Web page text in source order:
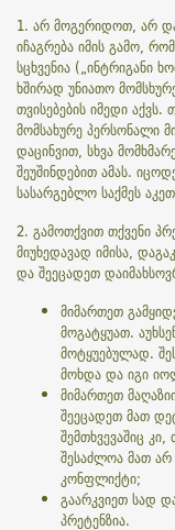
1. არ მოგერიდოთ, არ
იჩაგრება იმის გამო,
სცხვენია („ინტრიგანი
ხშირად უნიათო
თვისებების იმედი
მომსახურე პერსონალი
დაცინვით, სხვა
შეუშინდებით ამას.
სასარგებლო საქმეს
2. გამოთქვით თქვენი
მიუხედავად იმისა,
და შეეცადეთ
მიმართეთ
მოგატყუათ.
მოტყუებულად.
მოხდა და იგი
მიმართეთ
შეეცადეთ მათ
შემთხვევაშიც
შესაძლოა მათ
კონფლიქტი;
გაარკვიეთ სად
პრეტენზია.